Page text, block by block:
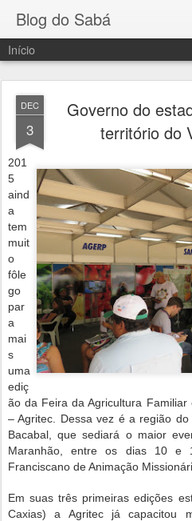
Blog do Sabá
Início
DEC
3
Governo do
território do
201
5
aind
a
tem
muit
o
fôle
go
par
a
mai
s
uma
ediç
ão da Feira da Agricultura
– Agritec. Dessa vez é a região
Bacabal, que sediará o maior
Maranhão, entre os dias 10 e
Franciscano de Animação
Em suas três primeiras edições
Caxias) a Agritec já capacitou